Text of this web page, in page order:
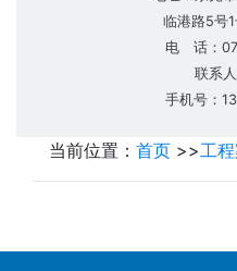
临港路5号
电 话：
联系
手机号：
当前位置： 首页 >>工